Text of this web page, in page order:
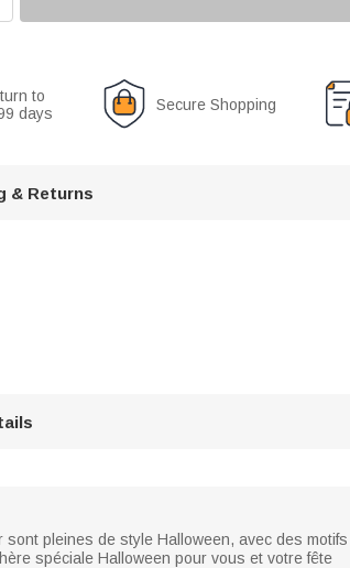
to
days
Secure Shopping
& Returns
pleines de style Halloween, avec des motifs
spéciale Halloween pour vous et votre fête